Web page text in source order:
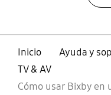
Inicio
Ayuda y
TV & AV
Cómo usar Bixby en